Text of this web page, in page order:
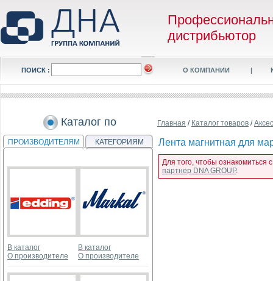
дистрибьютор
ПОИСК : О КОМПАНИИ |
Каталог по
ПРОИЗВОДИТЕЛЯМ КАТЕГОРИЯМ
В каталог
О производителе
В каталог
О производителе
Главная / Каталог товаров /
Лента магнитная для
Для того, чтобы ознакомиться
партнер DNA GROUP.